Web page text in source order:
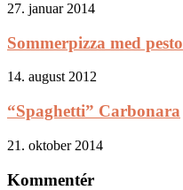
27. januar 2014
Sommerpizza med pesto
14. august 2012
“Spaghetti” Carbonara
21. oktober 2014
Kommentér